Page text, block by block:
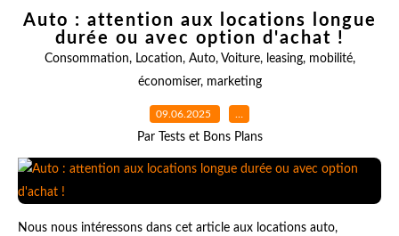
Auto : attention aux locations longue
durée ou avec option d'achat !
Consommation, Location, Auto, Voiture, leasing, mobilité,
économiser, marketing
09.06.2025 …
Par Tests et Bons Plans
Nous nous intéressons dans cet article aux locations auto,